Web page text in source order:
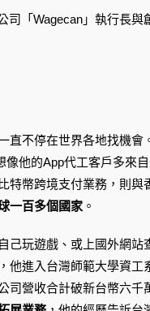
司「Wagecan」執行長與
直不停在世界各地找機會
他的App代工客戶多來
特幣跨境支付業務，則與
一百多個國家 。
玩遊戲、或上國外網站
他進入台灣師範大學資工
司營收合計破新台幣六千